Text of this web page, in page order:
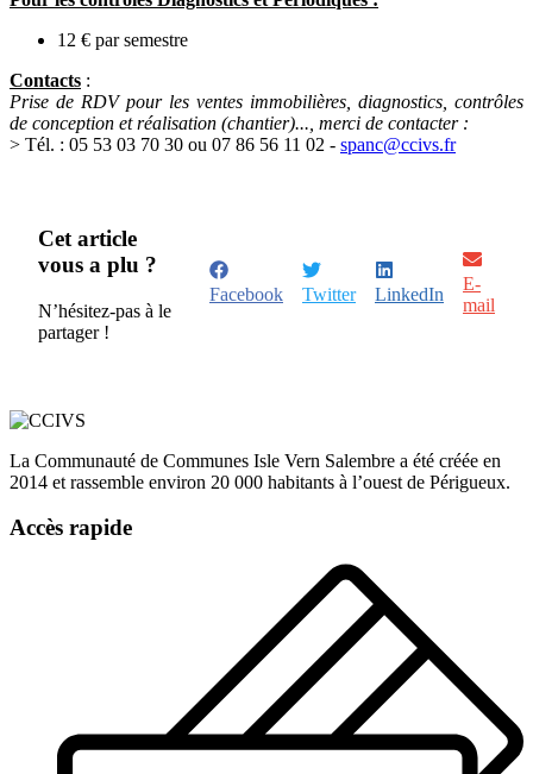
12 € par semestre
Contacts :
Prise de RDV pour les ventes immobilières, diagnostics, contrôles
de conception et réalisation (chantier)..., merci de contacter :
> Tél. : 05 53 03 70 30 ou 07 86 56 11 02 - spanc@ccivs.fr
Cet article
vous a plu ?
N’hésitez-pas à le
partager !
Facebook Twitter LinkedIn
E-
mail
La Communauté de Communes Isle Vern Salembre a été créée en
2014 et rassemble environ 20 000 habitants à l’ouest de Périgueux.
Accès rapide